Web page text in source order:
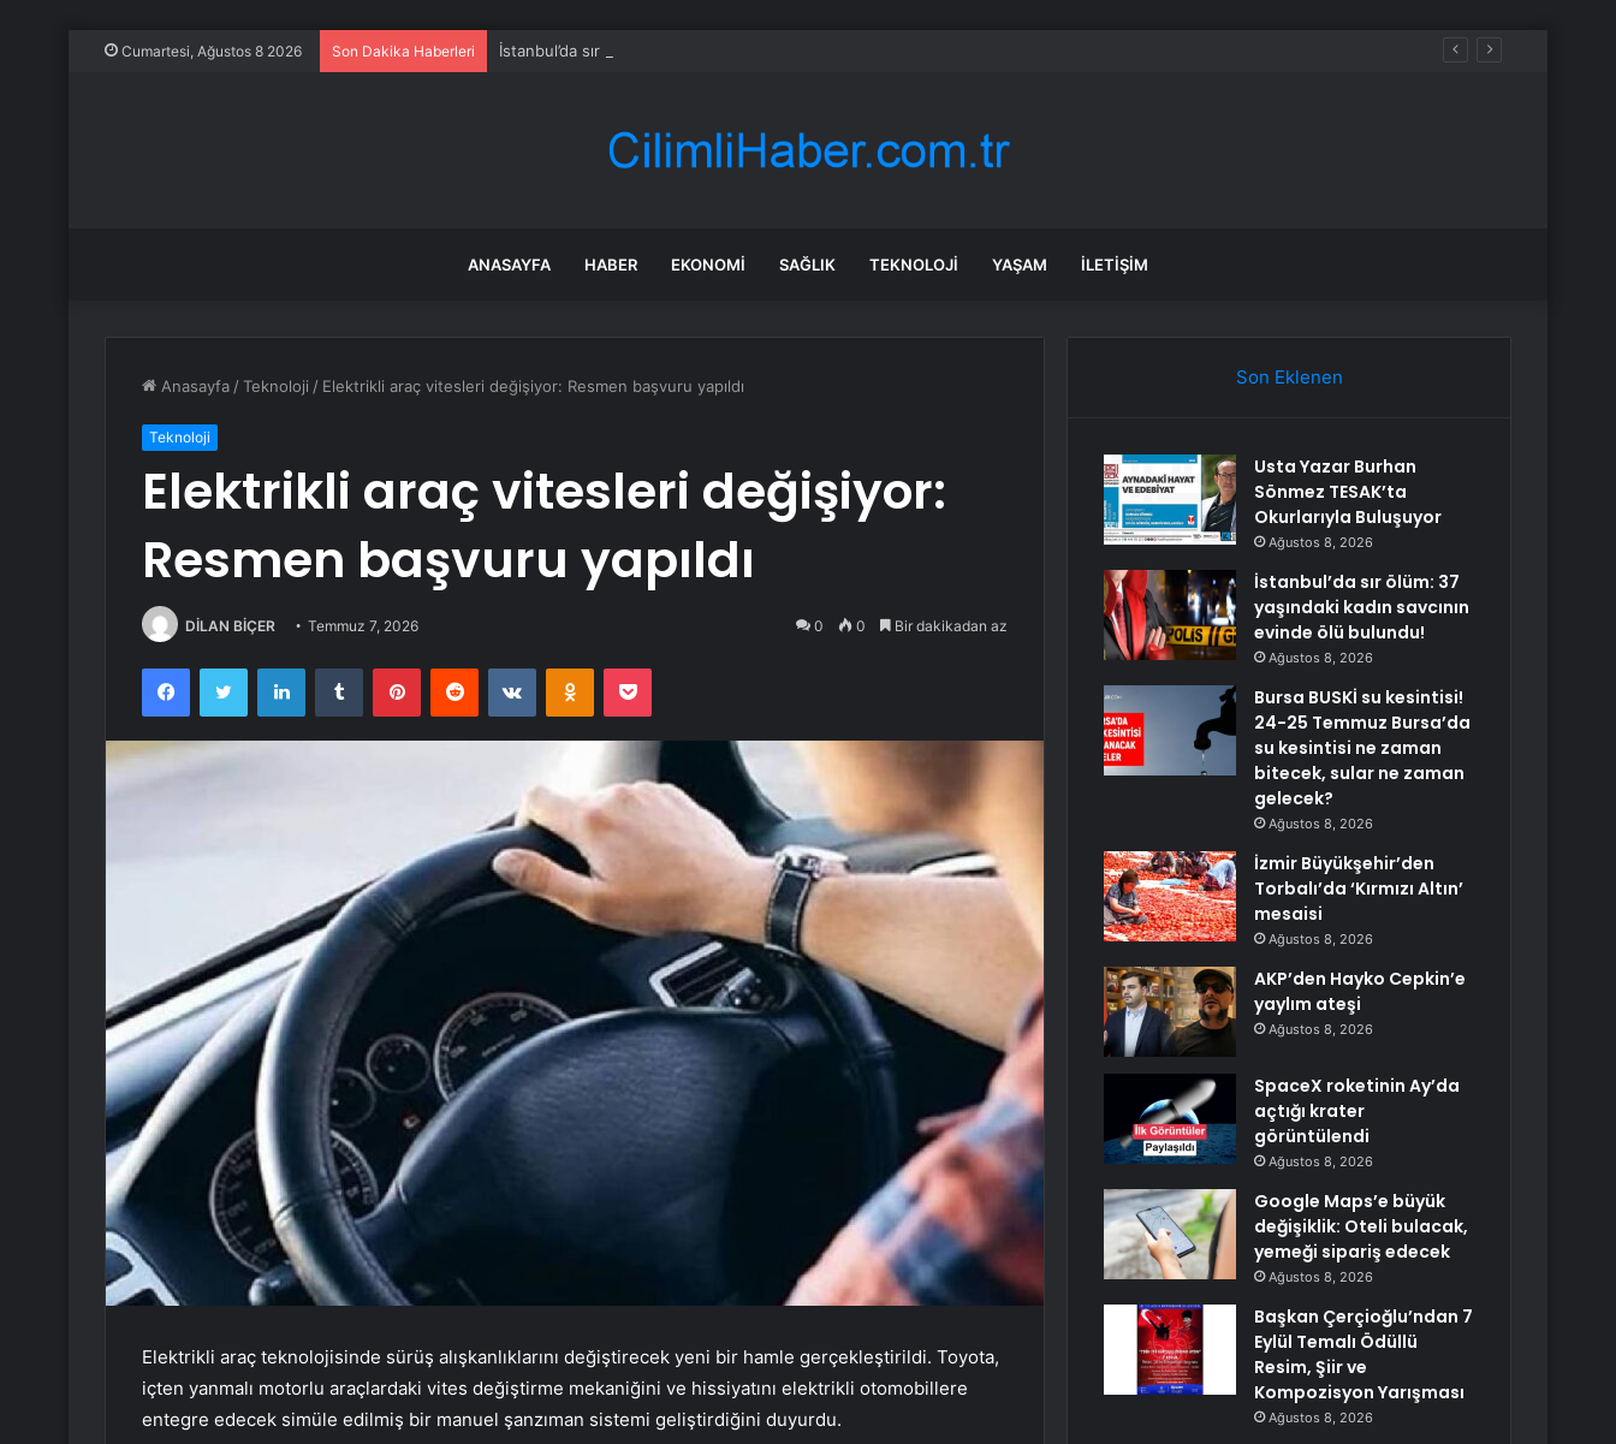
Cumartesi, Ağustos 8 2026 Son Dakika Haberleri İstanbul’da sır ölüm: 37 yaşındaki kadın savcının evinde ölü bulundu!
ANASAYFA HABER EKONOMI SAĞLIK TEKNOLOJI YAŞAM İLETIŞIM
Anasayfa /Teknoloji / Elektrikli araç vitesleri değişiyor: Resmen başvuru yapıldı
Teknoloji
Elektrikli araç vitesleri değişiyor:
Resmen başvuru yapıldı
DİLAN BİÇER Temmuz 7, 2026 0 0 Bir dakikadan az
FacebookTwitter LinkedInTumblr PinterestReddit VKontakteOdnoklassniki
Pocket
Elektrikli araç teknolojisinde sürüş alışkanlıklarını değiştirecek yeni bir hamle gerçekleştirildi. Toyota,
içten yanmalı motorlu araçlardaki vites değiştirme mekaniğini ve hissiyatını elektrikli otomobillere
entegre edecek simüle edilmiş bir manuel şanzıman sistemi geliştirdiğini duyurdu.
Son Eklenen
Usta Yazar Burhan
Sönmez TESAK’ta
Okurlarıyla Buluşuyor
Ağustos 8, 2026
İstanbul’da sır ölüm: 37
yaşındaki kadın savcının
evinde ölü bulundu!
Ağustos 8, 2026
Bursa BUSKİ su kesintisi!
24-25 Temmuz Bursa’da
su kesintisi ne zaman
bitecek, sular ne zaman
gelecek?
Ağustos 8, 2026
İzmir Büyükşehir’den
Torbalı’da ‘Kırmızı Altın’
mesaisi
Ağustos 8, 2026
AKP’den Hayko Cepkin’e
yaylım ateşi
Ağustos 8, 2026
SpaceX roketinin Ay’da
açtığı krater
görüntülendi
Ağustos 8, 2026
Google Maps’e büyük
değişiklik: Oteli bulacak,
yemeği sipariş edecek
Ağustos 8, 2026
Başkan Çerçioğlu’ndan 7
Eylül Temalı Ödüllü
Resim, Şiir ve
Kompozisyon Yarışması
Ağustos 8, 2026